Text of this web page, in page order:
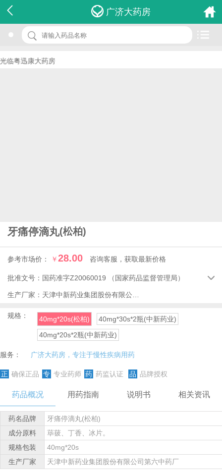
广济大药房
粤迅康大药房
牙痛停滴丸(松柏)
参考市场价： ￥28.00 咨询客服，获取最新价格
名 称：牙痛停滴丸
品 牌：(松柏)
批准文号： 国药准字Z20060019 （国家药品监督管理局） 
生产厂家：
规格： 40mg*20s(松柏)
40mg*30s*2瓶(中新药业)
40mg*20s*2瓶(中新药业)
服务： 广济大药房，专注于慢性疾病用药
正 确保正品 专 专业药师 药 药监认证 品 品牌授权
药品概况 用药指南 说明书 相关资讯
药名品牌
牙痛停滴丸(松柏)
成分原料
荜菝、丁香、冰片。
规格包装
40mg*20s
生产厂家
天津中新药业集团股份有限公司第六中药厂